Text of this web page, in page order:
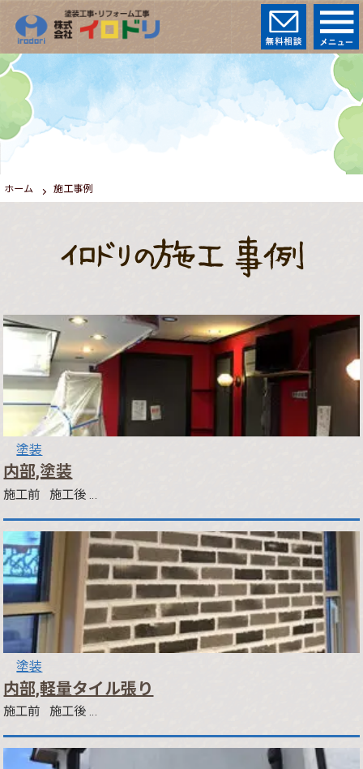
ホーム 施工事例
イロドリの施工事例
塗装
内部,塗装
施工前 施工後 …
塗装
内部,軽量タイル張り
施工前 施工後 …